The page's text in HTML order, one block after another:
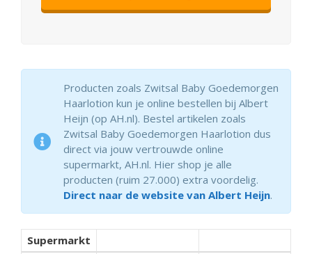
Producten zoals Zwitsal Baby Goedemorgen
Haarlotion kun je online bestellen bij Albert
Heijn (op AH.nl). Bestel artikelen zoals
Zwitsal Baby Goedemorgen Haarlotion dus
direct via jouw vertrouwde online
supermarkt, AH.nl. Hier shop je alle
producten (ruim 27.000) extra voordelig.
Direct naar de website van Albert Heijn.
Supermarkt